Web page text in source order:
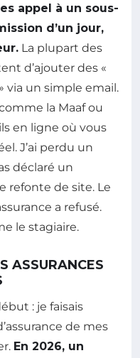
appel à un sous-
d’un jour,
La plupart des
d’ajouter des «
via un simple email.
la Maaf ou
en ligne où vous
J’ai perdu un
déclaré un
refonte de site. Le
a refusé.
le stagiaire.
ASSURANCES
: je faisais
de mes
En 2026, un